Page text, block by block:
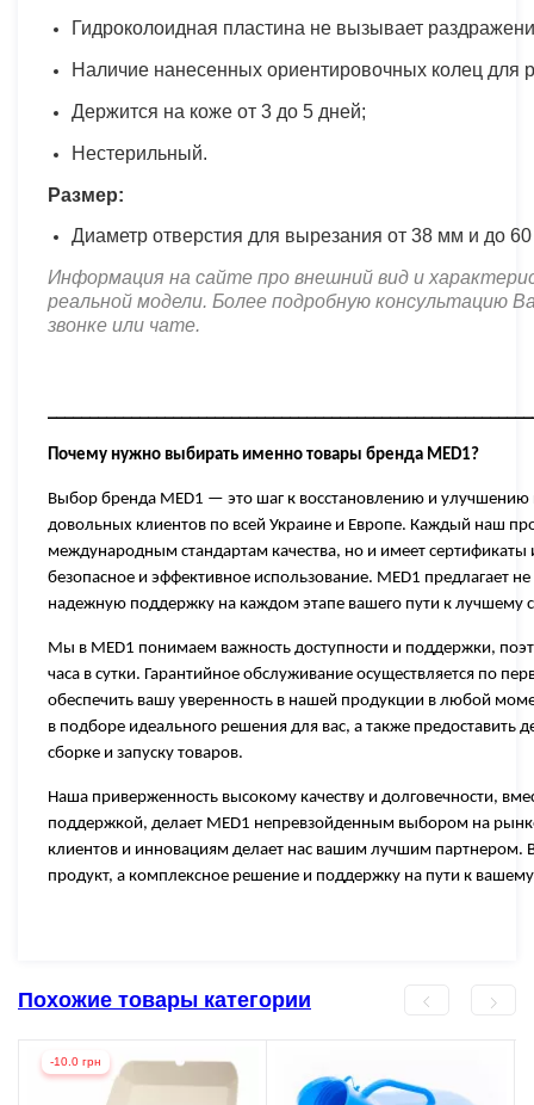
Гидроколоидная пластина не вызывает
Наличие нанесенных ориентировочных колец для
Держится на коже от 3 до 5 дней;
Нестерильный.
Размер:
Диаметр отверстия для вырезания от 38 мм и до
Информация на сайте про внешний вид и
реальной модели. Более подробную консультацию
звонке или чате.
Почему нужно выбирать именно товары бренда MED1?
Выбор бренда MED1 — это шаг к восстановлению и улучшению
довольных клиентов по всей Украине и Европе. Каждый наш
международным стандартам качества, но и имеет сертификаты
безопасное и эффективное использование. MED1 предлагает
надежную поддержку на каждом этапе вашего пути к лучшему
Мы в MED1 понимаем важность доступности и поддержки,
часа в сутки. Гарантийное обслуживание осуществляется по
обеспечить вашу уверенность в нашей продукции в любой
в подборе идеального решения для вас, а также предоставить
сборке и запуску товаров.
Наша приверженность высокому качеству и долговечности,
поддержкой, делает MED1 непревзойденным выбором на
клиентов и инновациям делает нас вашим лучшим партнером.
продукт, а комплексное решение и поддержку на пути к
Похожие товары категории
-10.0 грн